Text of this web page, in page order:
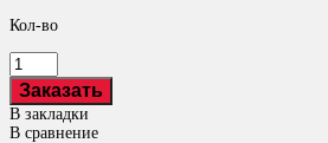
Кол-во
В закладки
В сравнение